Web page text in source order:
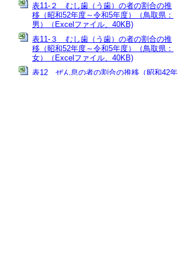
表11-２ むし歯（う歯）の者の割合の推
移（昭和52年度～令和5年度）（鳥取県：
男）（Excelファイル、40KB)
表11-３ むし歯（う歯）の者の割合の推
移（昭和52年度～令和5年度）（鳥取県：
女）（Excelファイル、40KB)
表12 ぜん息の者の割合の推移（昭和42年